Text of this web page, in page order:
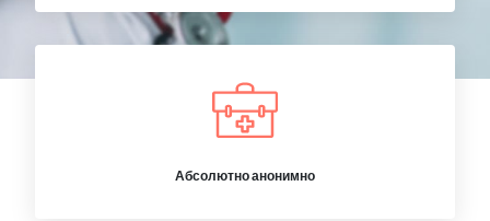
Абсолютно анонимно